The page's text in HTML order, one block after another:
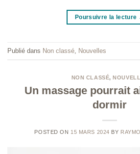
Poursuivre la lecture
Publié dans Non classé Nouvelles
NON CLASSÉ,
Un massage pourrait
dormir
POSTED ON 15 MARS 2024 BY